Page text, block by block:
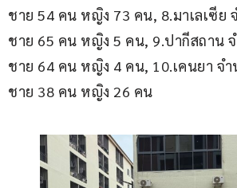
ชาย 54 คน หญิง 73 คน, 8.มาเลเซีย
ชาย 65 คน หญิง 5 คน, 9.ปากีสถาน
ชาย 64 คน หญิง 4 คน, 10.เคนยา จ
ชาย 38 คน หญิง 26 คน